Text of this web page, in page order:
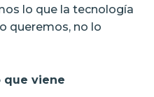
lo que la tecnología
queremos, no lo
que viene